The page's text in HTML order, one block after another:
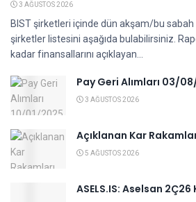
3 AĞUSTOS 2026
BIST şirketleri içinde dün akşam/bu sabah
şirketler listesini aşağıda bulabilirsiniz.
kadar finansallarını açıklayan...
Pay Geri Alımları 03/
3 AĞUSTOS 2026
Açıklanan Kar
5 AĞUSTOS 2026
ASELS.IS: Aselsan